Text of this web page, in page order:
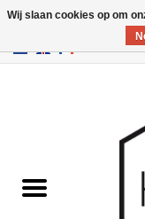
GBP/
Gadgets
Wij slaan cookies op om